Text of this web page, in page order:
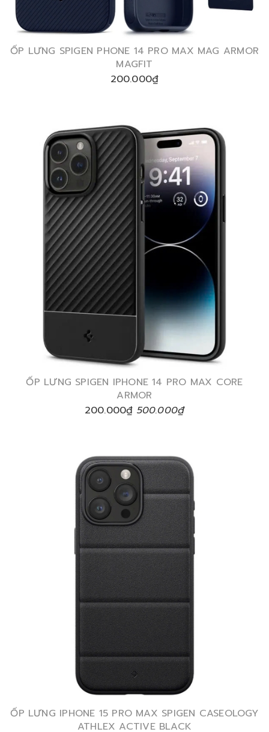
ỐP LƯNG SPIGEN PHONE 14 PRO MAX MAG ARMOR
MAGFIT
200.000₫
ỐP LƯNG SPIGEN IPHONE 14 PRO MAX CORE
ARMOR
200.000₫ 500.000₫
ỐP LƯNG IPHONE 15 PRO MAX SPIGEN CASEOLOGY
ATHLEX ACTIVE BLACK